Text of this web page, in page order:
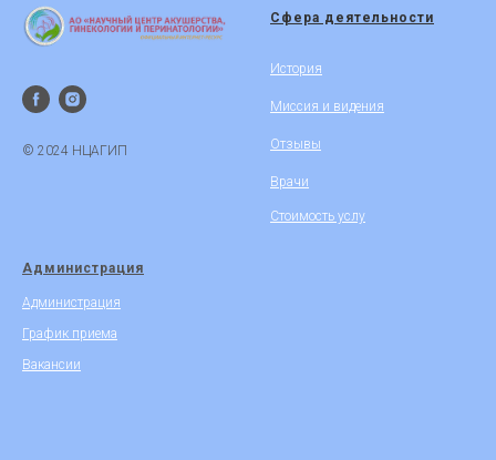
© 2024 НЦАГИП
Сфера деятельности
История
Миссия и видения
Отзывы
Врачи
Стоимость услу
Администрация
Администрация
График приема
Вакансии